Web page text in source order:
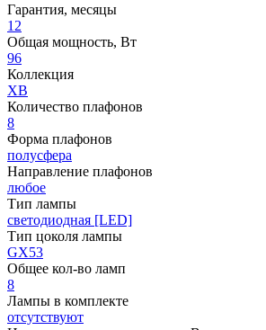
Гарантия, месяцы
12
Общая мощность, Вт
96
Коллекция
XB
Количество плафонов
8
Форма плафонов
полусфера
Направление плафонов
любое
Тип лампы
светодиодная [LED]
Тип цоколя лампы
GX53
Общее кол-во ламп
8
Лампы в комплекте
отсутствуют